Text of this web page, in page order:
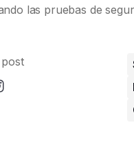
las pruebas de